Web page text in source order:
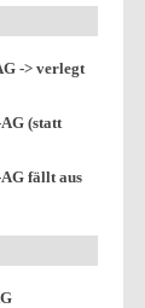
-> verlegt
(statt
fällt aus